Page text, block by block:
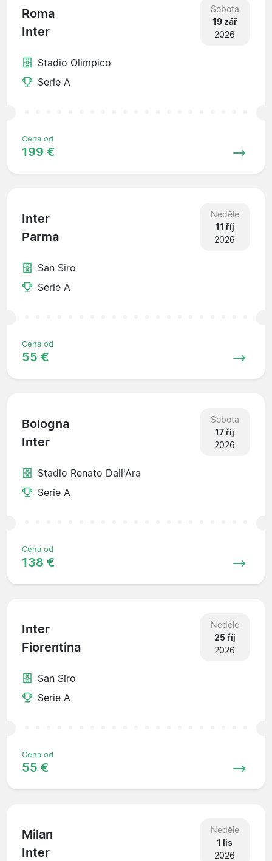
Roma
Inter
Sobota
19 zář
2026
Stadio Olimpico
Serie A
Cena od
199 €
Inter
Parma
Neděle
11 říj
2026
San Siro
Serie A
Cena od
55 €
Bologna
Inter
Sobota
17 říj
2026
Stadio Renato Dall'Ara
Serie A
Cena od
138 €
Inter
Fiorentina
Neděle
25 říj
2026
San Siro
Serie A
Cena od
55 €
Milan
Inter
Neděle
1 lis
2026